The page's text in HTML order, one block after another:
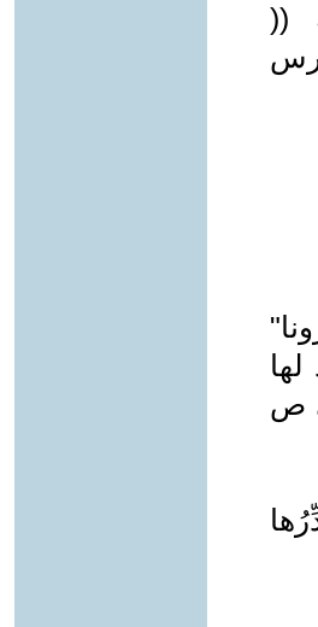
((
كورونية " من ص ٣٣ إلى ص